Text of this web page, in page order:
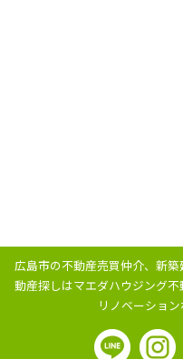
広島市の不動産売買仲介、新
動産探しはマエダハウジング不
リノベーション